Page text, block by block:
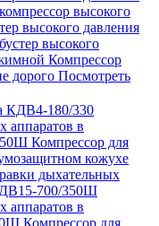
высокого
высокого давления
высокого
Компрессор
дорого Посмотреть
КДВ4-180/330
аппаратов в
Компрессор для
кожухе
дыхательных
700/350Ш
аппаратов в
Компрессор для